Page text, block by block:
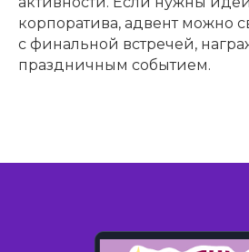
корпоратива, адвент можно
с финальной встречей,
праздничным событием.